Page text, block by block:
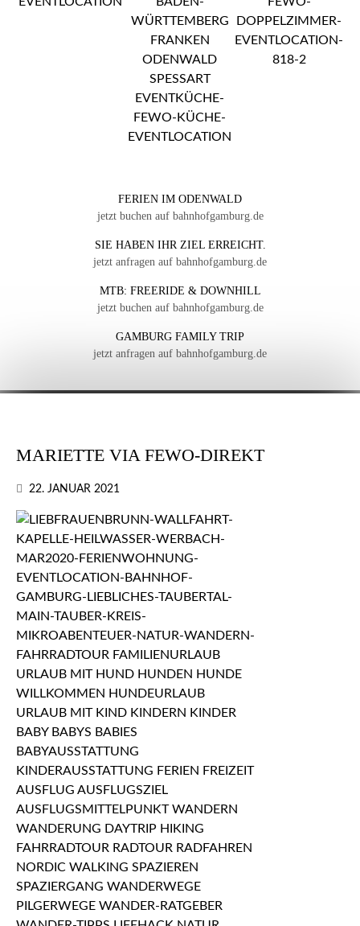
FERIEN IM ODENWALD
jetzt buchen auf bahnhofgamburg.de
SIE HABEN IHR ZIEL ERREICHT.
jetzt anfragen auf bahnhofgamburg.de
MTB: FREERIDE & DOWNHILL
jetzt buchen auf bahnhofgamburg.de
GAMBURG FAMILY TRIP
jetzt anfragen auf bahnhofgamburg.de
MARIETTE VIA FEWO-DIREKT
22. JANUAR 2021